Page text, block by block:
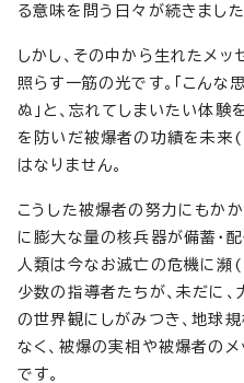
る意味を問う日々が続きました
しかし、その中から生れたメッ
照らす一筋の光です。「こん
ぬ」と、忘れてしまいたい体験
を防いだ被爆者の功績を未
はなりません。
こうした被爆者の努力にもか
に膨大な量の核兵器が備蓄・配
人類は今なお滅亡の危機に瀕
少数の指導者たちが、未だに
の世界観にしがみつき、地球
なく、被爆の実相や被爆者の
です。